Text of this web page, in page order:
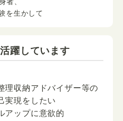
を生かして
躍しています
理収納アドバイザー等の
実現をしたい
アップに意欲的